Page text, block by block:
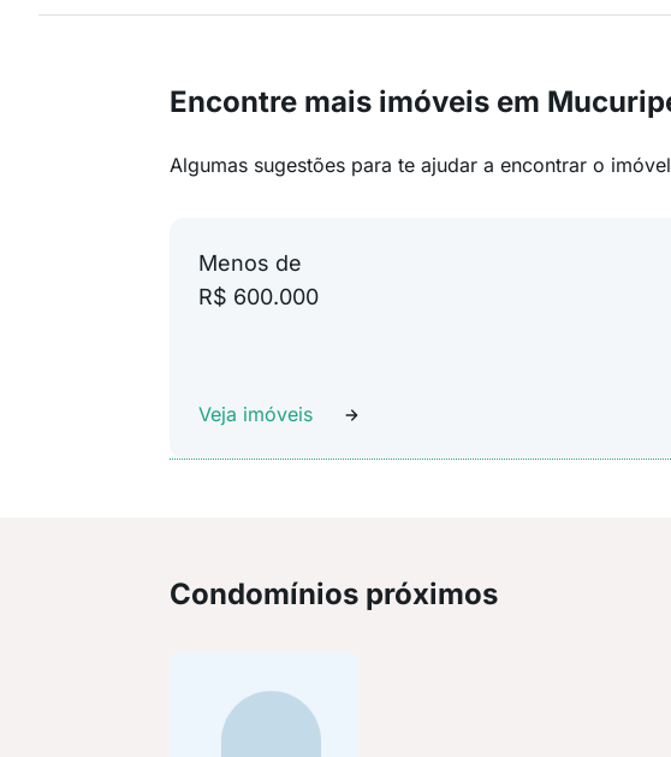
Encontre mais imóveis em
Algumas sugestões para te ajudar a encontrar o
Menos de
R$ 600.000
Veja imóveis
Condomínios próximos